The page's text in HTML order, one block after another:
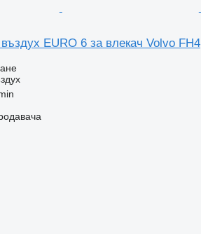
EURO 6 за влекач Volvo FH4